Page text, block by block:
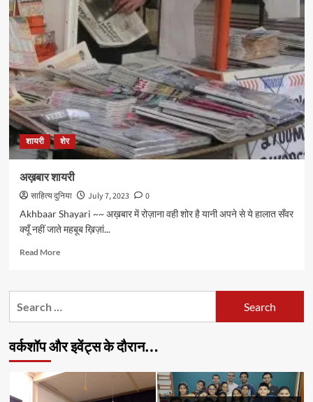
शायरी शेर
अख़बार शायरी
साहित्य दुनिया July 7, 2023
0
Akhbaar Shayari ~~ अख़बार में रोज़ाना वही शोर है यानी अपने से ये हालात सँवर
क्यूँ नहीं जाते महबूब ख़िज़ां...
Read MoreRead
अख़बार
वर्कशॉप और इवेंट्स के दौरान…